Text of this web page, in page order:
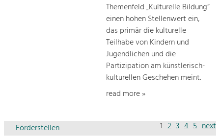
Themenfeld „Kulturelle Bildung“
einen hohen Stellenwert ein,
das primär die kulturelle
Teilhabe von Kindern und
Jugendlichen und die
Partizipation am künstlerisch-
kulturellen Geschehen meint.
read more »
1 2 3 4 5 next
Förderstellen